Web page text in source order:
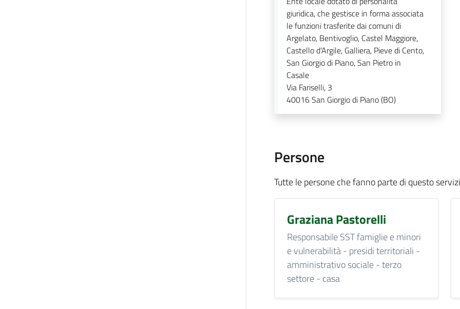
giuridica, che gestisce in forma associata
le funzioni trasferite dai comuni di
Argelato, Bentivoglio, Castel Maggiore,
Castello d'Argile, Galliera, Pieve di Cento,
San Giorgio di Piano, San Pietro in
Casale
Via Fariselli, 3
40016San Giorgio di Piano (BO)
Persone
Tutte le persone che fanno parte di questo
Graziana Pastorelli
Responsabile SST famiglie e minori
e vulnerabilità - presidi territoriali -
amministrativo sociale - terzo
settore - casa